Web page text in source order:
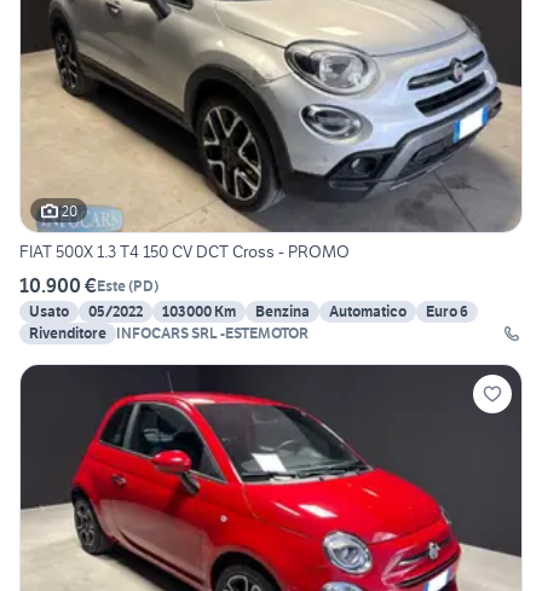
20
FIAT 500X 1.3 T4 150 CV DCT Cross - PROMO
10.900 €Este(PD)
Usato
05/2022 103000 Km Benzina Automatico
Euro 6
Rivenditore INFOCARS SRL -ESTEMOTOR